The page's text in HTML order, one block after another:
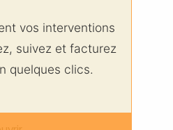
vos interventions
suivez et facturez
quelques clics.